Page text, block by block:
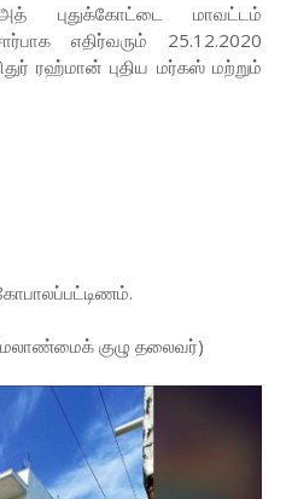
புதுக்கோட்டை மாவட்டம்
எதிர்வரும் 25.12.2020
ரஹ்மான் புதிய மர்கஸ் மற்றும்
குழு தலைவர்)